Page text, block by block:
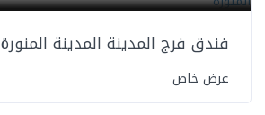
فندق فرج المدينة المدينة المنورة
عرض خاص